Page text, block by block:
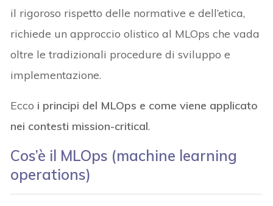
il rigoroso rispetto delle normative e dell’etica,
richiede un approccio olistico al MLOps che vada
oltre le tradizionali procedure di sviluppo e
implementazione.
Ecco i principi del MLOps e come viene applicato
nei contesti mission-critical.
Cos’è il MLOps (machine learning
operations)